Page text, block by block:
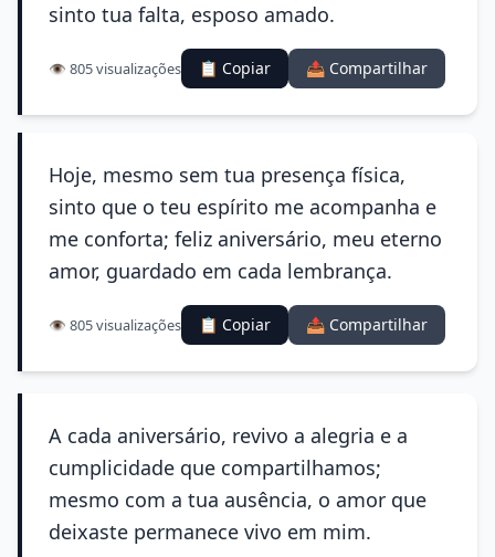
sinto tua falta, esposo amado.
👁️ 805 visualizações 📋 Copiar 📤 Compartilhar
Hoje, mesmo sem tua presença física,
sinto que o teu espírito me acompanha e
me conforta; feliz aniversário, meu eterno
amor, guardado em cada lembrança.
👁️ 805 visualizações 📋 Copiar 📤 Compartilhar
A cada aniversário, revivo a alegria e a
cumplicidade que compartilhamos;
mesmo com a tua ausência, o amor que
deixaste permanece vivo em mim.